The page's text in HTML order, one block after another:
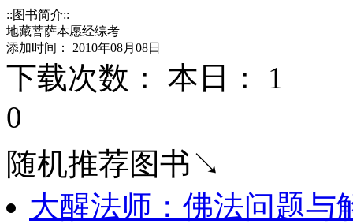
::图书简介::
地藏菩萨本愿经综考
添加时间： 2010年08月08日
下载次数： 本日： 1
0
随机推荐图书↘
大醒法师：佛法问题与